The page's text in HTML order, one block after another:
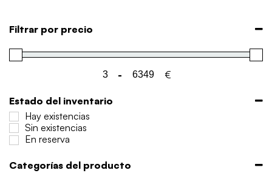
Filtrar por precio
Minimum Price
- Maximum Price
€
Estado del inventario
Hay existencias
Sin existencias
En reserva
Categorías del producto